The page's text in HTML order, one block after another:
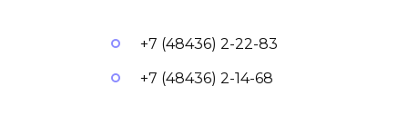
+7 (48436) 2-22-83
+7 (48436) 2-14-68